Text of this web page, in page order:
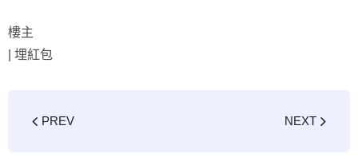
樓主
埋紅包
PREV NEXT